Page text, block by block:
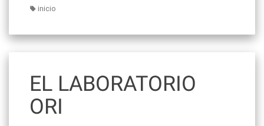
inicio
EL LABORATORIO
ORI